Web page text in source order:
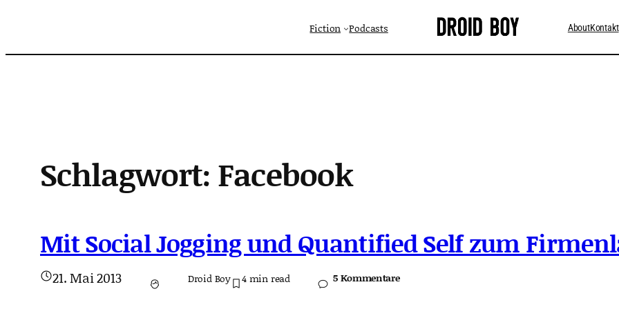
springen
Fiction Podcasts AboutKontakt
Schlagwort: Facebook
Mit Social Jogging und Quantified Self zum
21. Mai 2013 Droid Boy 4 min read 5 Kommentare